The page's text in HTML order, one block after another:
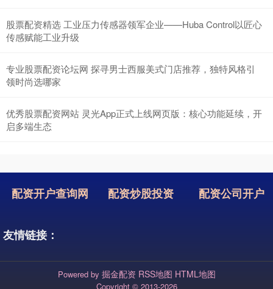
股票配资精选 工业压力传感器领军企业——Huba Control以匠心
传感赋能工业升级
专业股票配资论坛网 探寻男士西服美式门店推荐，独特风格引
领时尚选哪家
优秀股票配资网站 灵光App正式上线网页版：核心功能延续，开
启多端生态
配资开户查询网 配资炒股投资 配资公司开户
友情链接：
Powered by 掘金配资 RSS地图 HTML地图
Copyright © 2013-2026